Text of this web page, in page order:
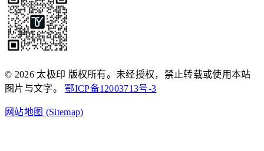
© 2026 太极印 版权所有。未经授权，禁止转载或使用本站
图片与文字。鄂ICP备12003713号-3
网站地图 (Sitemap)